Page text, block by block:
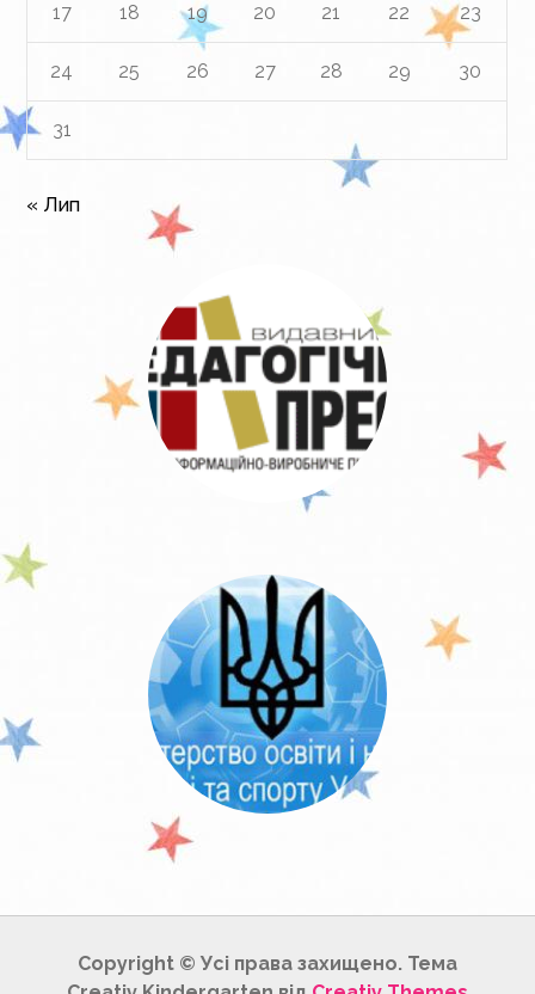
17 18 19 20 21 22 23
24 25 26 27 28 29 30
31
« Лип
Copyright © Усі права захищено. Тема